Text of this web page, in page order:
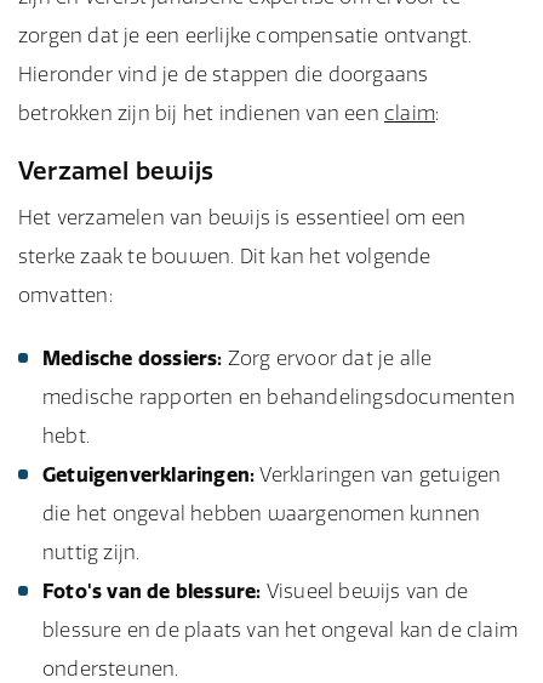
zorgen dat je een eerlijke compensatie ontvangt.
Hieronder vind je de stappen die doorgaans
betrokken zijn bij het indienen van een claim:
Verzamel bewijs
Het verzamelen van bewijs is essentieel om een
sterke zaak te bouwen. Dit kan het volgende
omvatten:
Medische dossiers: Zorg ervoor dat je alle
medische rapporten en behandelingsdocumenten
hebt.
Getuigenverklaringen: Verklaringen van getuigen
die het ongeval hebben waargenomen kunnen
nuttig zijn.
Foto's van de blessure: Visueel bewijs van de
blessure en de plaats van het ongeval kan de claim
ondersteunen.